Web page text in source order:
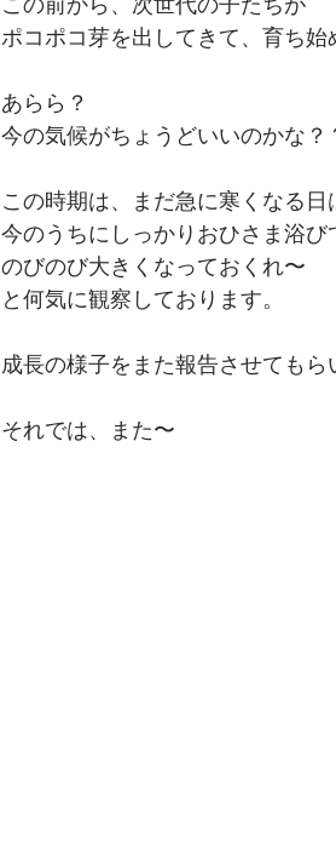
この前から、次世代の子たちが
ポコポコ芽を出してきて、育ち始
あらら？
今の気候がちょうどいいのかな？
この時期は、まだ急に寒くなる日
今のうちにしっかりおひさま浴び
のびのび大きくなっておくれ〜
と何気に観察しております。
成長の様子をまた報告させてもら
それでは、また〜